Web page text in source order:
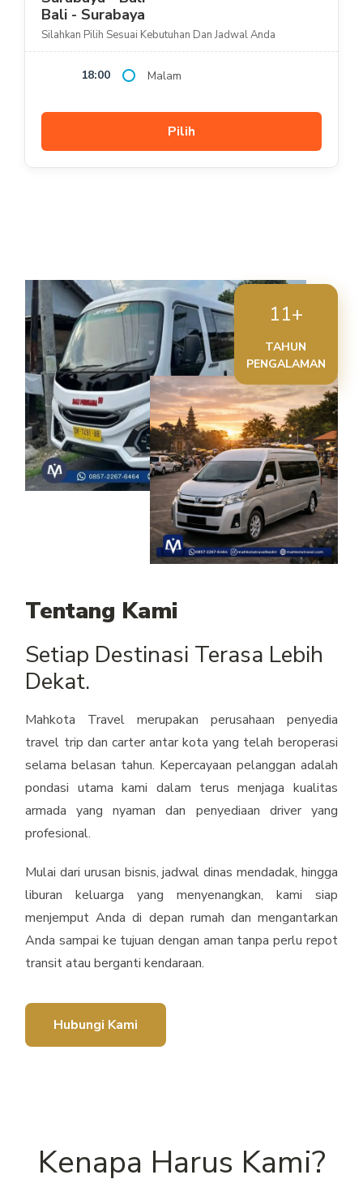
Bali - Surabaya
Silahkan Pilih Sesuai Kebutuhan Dan Jadwal Anda
18:00 Malam
Pilih
11+
TAHUN
PENGALAMAN
Tentang Kami
Setiap Destinasi Terasa Lebih
Dekat.
Mahkota Travel merupakan perusahaan penyedia
travel trip dan carter antar kota yang telah beroperasi
selama belasan tahun. Kepercayaan pelanggan adalah
pondasi utama kami dalam terus menjaga kualitas
armada yang nyaman dan penyediaan driver yang
profesional.
Mulai dari urusan bisnis, jadwal dinas mendadak, hingga
liburan keluarga yang menyenangkan, kami siap
menjemput Anda di depan rumah dan mengantarkan
Anda sampai ke tujuan dengan aman tanpa perlu repot
transit atau berganti kendaraan.
Hubungi Kami
Kenapa Harus Kami?